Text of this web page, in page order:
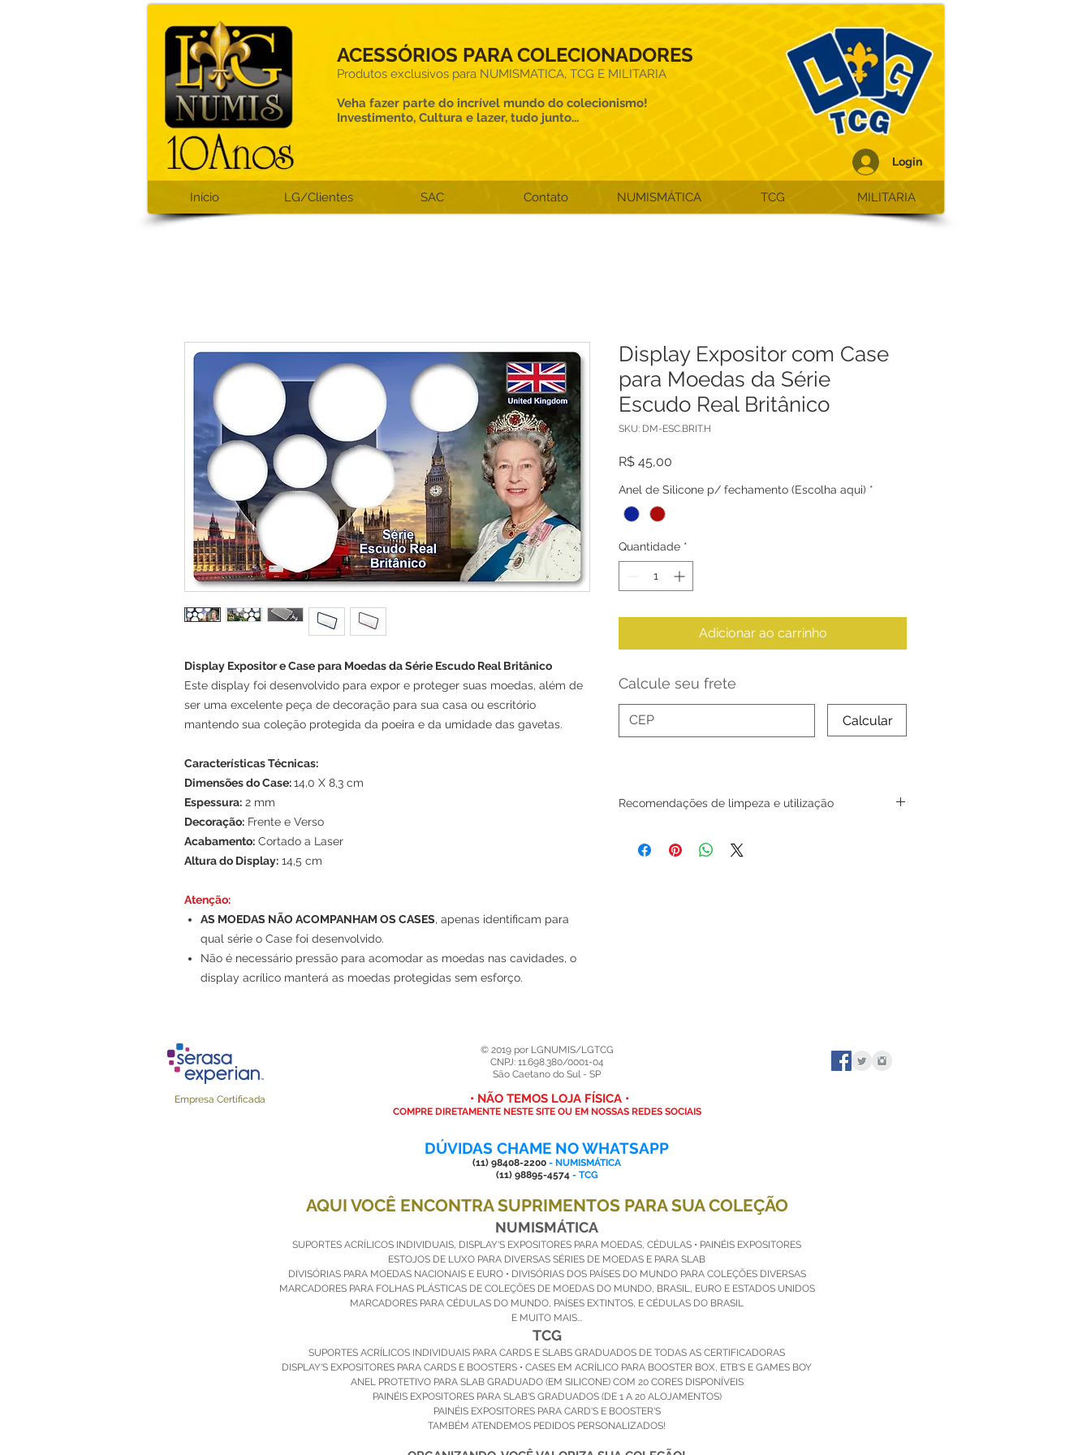
Login
Início LG/Clientes SAC Contato NUMISMÁTICA TCG MILITARIA
ACESSÓRIOS PARA COLECIONADORES
Produtos exclusivos para NUMISMATICA, TCG E MILITARIA
Veha fazer parte do incrível mundo do colecionismo!
Investimento, Cultura e lazer, tudo junto...
Display Expositor e Case para Moedas da Série Escudo Real Britânico
Este display foi desenvolvido para expor e proteger suas moedas, além de
ser uma excelente peça de decoração para sua casa ou escritório
mantendo sua coleção protegida da poeira e da umidade das gavetas.
Características Técnicas:
Dimensões do Case:14,0 X 8,3 cm
Espessura: 2 mm
Decoração: Frente e Verso
Acabamento: Cortado a Laser
Altura do Display: 14,5 cm
Atenção:
AS MOEDAS NÃO ACOMPANHAM OS CASES, apenas identificam para
qual série o Case foi desenvolvido.
Não é necessário pressão para acomodar as moedas nas cavidades, o
display acrílico manterá as moedas protegidas sem esforço.
Display Expositor com Case
para Moedas da Série
Escudo Real Britânico
SKU: DM-ESC.BRIT.H
R$ 45,00
Anel de Silicone p/ fechamento (Escolha aqui) *
Quantidade *
Adicionar ao carrinho
Calcule seu frete
Calcular
Recomendações de limpeza e utilização
necessidade. O acrílico pode sofrer arranhões nas
© 2019 por LGNUMIS/LGTCG
CNPJ: 11.698.380/0001-04
São Caetano do Sul - SP
Empresa Certificada • NÃO TEMOS LOJA FÍSICA •
COMPRE DIRETAMENTE NESTE SITE OU EM NOSSAS REDES SOCIAIS
DÚVIDAS CHAME NO WHATSAPP
(11) 98408-2200 - NUMISMÁTICA
(11) 98895-4574- TCG
AQUI VOCÊ ENCONTRA SUPRIMENTOS PARA SUA COLEÇÃO
NUMISMÁTICA
SUPORTES ACRÍLICOS INDIVIDUAIS, DISPLAY'S EXPOSITORES PARA MOEDAS, CÉDULAS • PAINÉIS EXPOSITORES
ESTOJOS DE LUXO PARA DIVERSAS SÉRIES DE MOEDAS E PARA SLAB
DIVISÓRIAS PARA MOEDAS NACIONAIS E EURO • DIVISÓRIAS DOS PAÍSES DO MUNDO PARA COLEÇÕES DIVERSAS
MARCADORES PARA FOLHAS PLÁSTICAS DE COLEÇÕES DE MOEDAS DO MUNDO, BRASIL, EURO E ESTADOS UNIDOS
MARCADORES PARA CÉDULAS DO MUNDO, PAÍSES EXTINTOS, E CÉDULAS DO BRASIL
E MUITO MAIS...
TCG
SUPORTES ACRÍLICOS INDIVIDUAIS PARA CARDS E SLABS GRADUADOS DE TODAS AS CERTIFICADORAS
DISPLAY'S EXPOSITORES PARA CARDS E BOOSTERS • CASES EM ACRÍLICO PARA BOOSTER BOX, ETB'S E GAMES BOY
ANEL PROTETIVO PARA SLAB GRADUADO (EM SILICONE) COM 20 CORES DISPONÍVEIS
PAINÉIS EXPOSITORES PARA SLAB'S GRADUADOS (DE 1 A 20 ALOJAMENTOS)
PAINÉIS EXPOSITORES PARA CARD'S E BOOSTER'S
TAMBÉM ATENDEMOS PEDIDOS PERSONALIZADOS!